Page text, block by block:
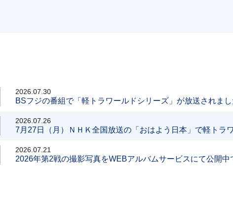
2026.07.30
BSフジの番組で「軽トラワールドシリーズ」が放送されまし
2026.07.26
7月27日（月）ＮＨＫ全国放送の「おはよう日本」で軽トラ
2026.07.21
2026年第2戦の撮影写真をWEBアルバムサービスにて公開中